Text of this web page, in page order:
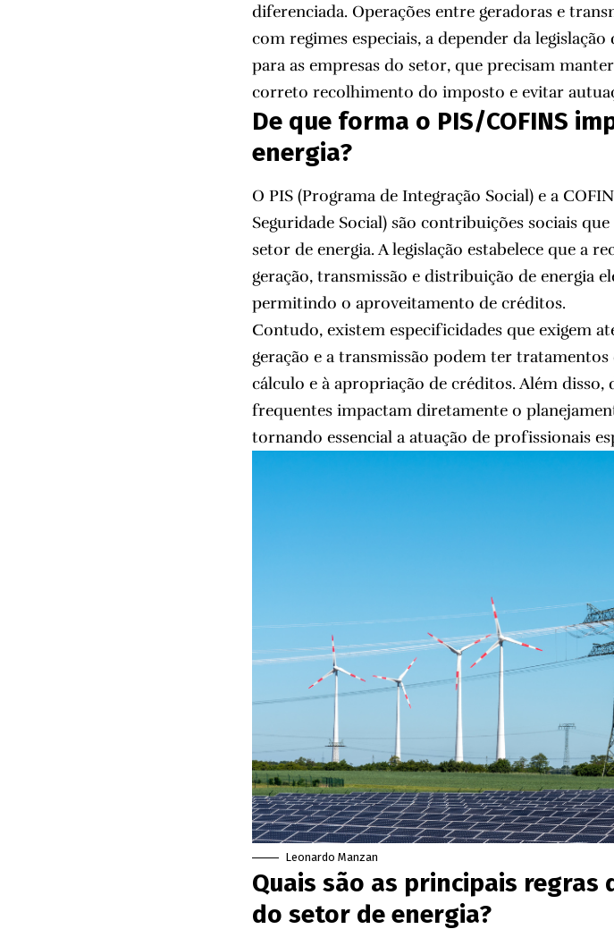
diferenciada. Operações entre geradoras e
com regimes especiais, a depender da
para as empresas do setor, que precisam
correto recolhimento do imposto e evitar
De que forma o PIS/COFINS
energia?
O PIS (Programa de Integração Social) e a
Seguridade Social) são contribuições sociais
setor de energia. A legislação estabelece que a
geração, transmissão e distribuição de energia
permitindo o aproveitamento de créditos.
Contudo, existem especificidades que exigem
geração e a transmissão podem ter
cálculo e à apropriação de créditos. Além disso,
frequentes impactam diretamente o
tornando essencial a atuação de profissionais
Leonardo Manzan
Quais são as principais regras
do setor de energia?